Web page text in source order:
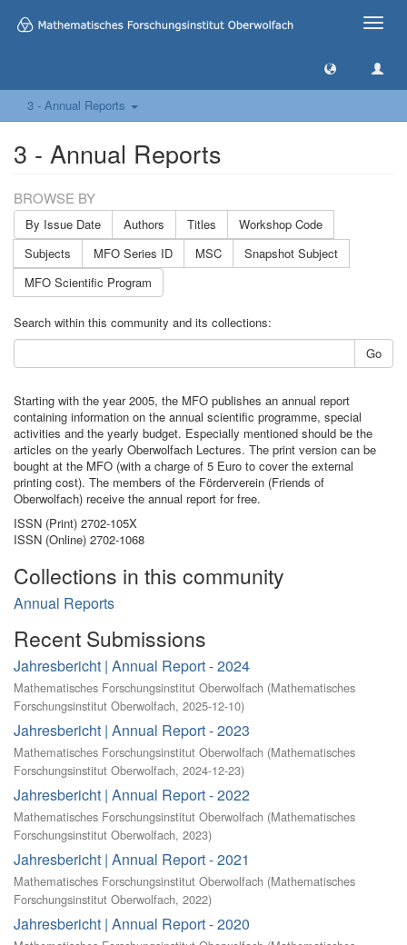
Toggle
3 - Annual Reports
3 - Annual Reports
BROWSE BY
By Issue Date Authors Titles
Workshop Code
Subjects
MFO Series ID MSC
Snapshot Subject
MFO Scientific Program
Search within this community and its collections:
Go
Starting with the year 2005, the MFO publishes an annual report
containing information on the annual scientific programme, special
activities and the yearly budget. Especially mentioned should be the
articles on the yearly Oberwolfach Lectures. The print version can be
bought at the MFO (with a charge of 5 Euro to cover the external
printing cost). The members of the Förderverein (Friends of
Oberwolfach) receive the annual report for free.
ISSN (Print) 2702-105X
ISSN (Online) 2702-1068
Collections in this community
Annual Reports
Recent Submissions
Jahresbericht | Annual Report - 2024
Mathematisches Forschungsinstitut Oberwolfach (Mathematisches
Forschungsinstitut Oberwolfach, 2025-12-10)
Jahresbericht | Annual Report - 2023
Mathematisches Forschungsinstitut Oberwolfach (Mathematisches
Forschungsinstitut Oberwolfach, 2024-12-23)
Jahresbericht | Annual Report - 2022
Mathematisches Forschungsinstitut Oberwolfach (Mathematisches
Forschungsinstitut Oberwolfach, 2023)
Jahresbericht | Annual Report - 2021
Mathematisches Forschungsinstitut Oberwolfach (Mathematisches
Forschungsinstitut Oberwolfach, 2022)
Jahresbericht | Annual Report - 2020